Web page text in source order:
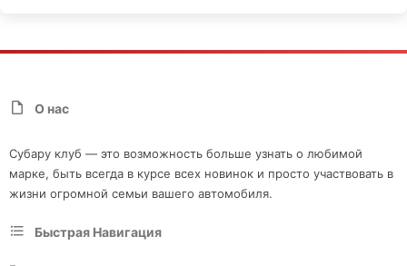
О нас
Субару клуб — это возможность больше узнать о любимой
марке, быть всегда в курсе всех новинок и просто участвовать в
жизни огромной семьи вашего автомобиля.
Быстрая Навигация